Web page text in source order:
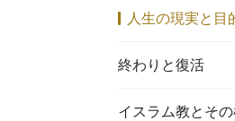
人生の現実と目
終わりと復活
イスラム教とそ